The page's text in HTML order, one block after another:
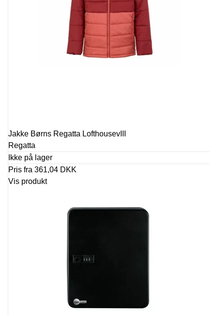
Jakke Børns Regatta LofthousevIII
Regatta
Ikke på lager
Pris fra 361,04 DKK
Vis produkt